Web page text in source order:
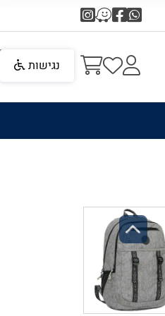
Previous
נגישות